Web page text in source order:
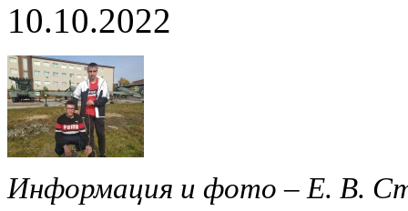
10.10.2022
Информация и фото – Е. В.